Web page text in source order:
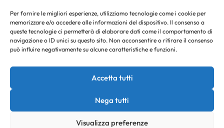
Per fornire le migliori esperienze, utilizziamo tecnologie come i cookie per
memorizzare e/o accedere alle informazioni del dispositivo. Il consenso a
queste tecnologie ci permetterà di elaborare dati come il comportamento di
navigazione o ID unici su questo sito. Non acconsentire o ritirare il consenso
può influire negativamente su alcune caratteristiche e funzioni.
Accetta tutti
Nega tutti
Visualizza preferenze
Chi siamo
I love PromiGroup
Certificazioni
Soluzioni